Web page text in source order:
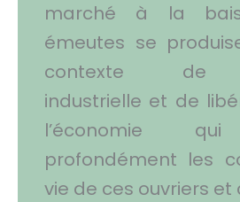
marché à la
émeutes se
contexte de
industrielle et de
l’économie
profondément les
vie de ces ouvriers et